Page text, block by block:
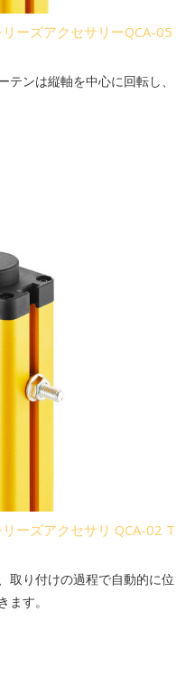
ーズアクセサリーQCA-05
ンは縦軸を中心に回転し、
ーズアクセサリ QCA-02 T
取り付けの過程で自動的に位
す。